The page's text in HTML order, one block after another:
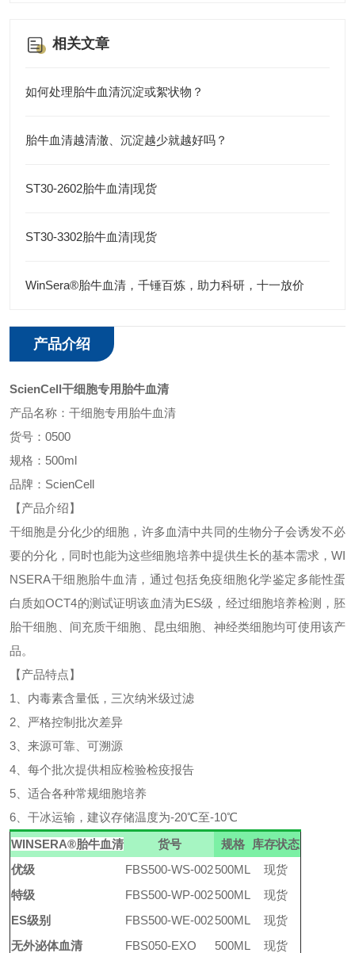
相关文章
如何处理胎牛血清沉淀或絮状物？
胎牛血清越清澈、沉淀越少就越好吗？
ST30-2602胎牛血清|现货
ST30-3302胎牛血清|现货
WinSera®胎牛血清，千锤百炼，助力科研，十一放价
产品介绍
ScienCell干细胞专用胎牛血清
产品名称：干细胞专用胎牛血清
货号： 0500
规格： 500ml
品牌： ScienCell
【产品介绍】
干细胞是分化少的细胞，许多血清中共同的生物分子会诱发不必
要的分化，同时也能为这些细胞培养中提供生长的基本需求， WI
NSERA干细胞胎牛血清，通过包括免疫细胞化学鉴定多能性蛋
白质如OCT4的测试证明该血清为ES级，经过细胞培养检测，胚
胎干细胞、间充质干细胞、昆虫细胞、神经类细胞均可使用该产
品。
【产品特点】
1、内毒素含量低，三次纳米级过滤
2、严格控制批次差异
3、来源可靠、可溯源
4、每个批次提供相应检验检疫报告
5、适合各种常规细胞培养
6、干冰运输，建议存储温度为-20℃至-10℃
WINSERA®胎牛血清 货号 规格
库存状态
优级
FBS500-WS-002500ML
现货
特级
FBS500-WP-002500ML
现货
ES级别
FBS500-WE-002500ML
现货
无外泌体血清
FBS050-EXO 500ML 现货